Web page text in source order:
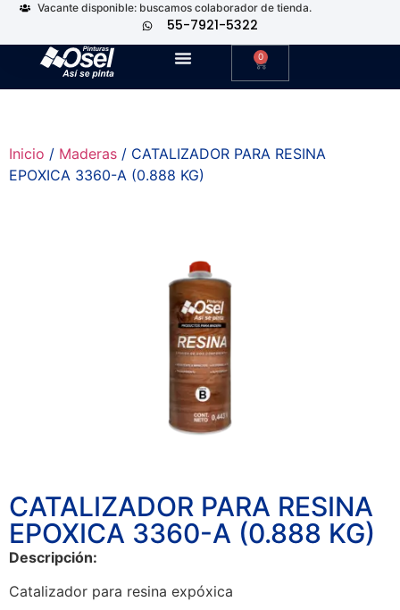
Vacante disponible: buscamos colaborador de tienda.
55-7921-5322
0
Inicio / Maderas / CATALIZADOR PARA RESINA
EPOXICA 3360-A (0.888 KG)
CATALIZADOR PARA RESINA
EPOXICA 3360-A (0.888 KG)
Descripción:
Catalizador para resina expóxica